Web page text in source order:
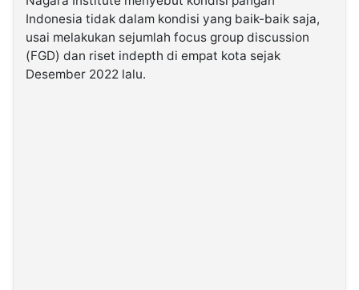
Indonesia tidak dalam kondisi yang baik-baik saja,
usai melakukan sejumlah focus group discussion
(FGD) dan riset indepth di empat kota sejak
Desember 2022 lalu.